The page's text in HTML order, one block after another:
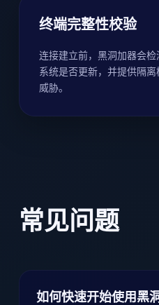
终端完整性校验
连接建立前，黑洞加器会检
系统是否更新，并提供隔
威胁。
常见问题
如何快速开始使用黑